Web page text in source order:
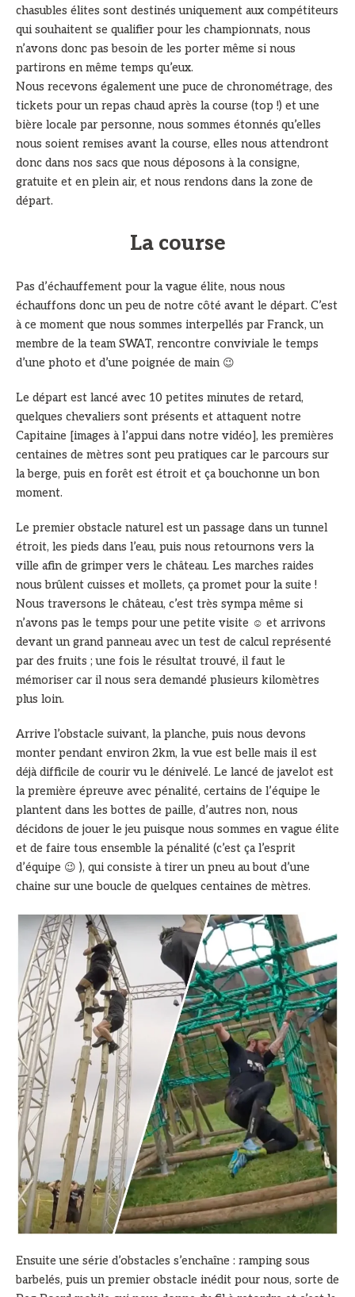
chasubles élites sont destinés uniquement aux compétiteurs
qui souhaitent se qualifier pour les championnats, nous
n’avons donc pas besoin de les porter même si nous
partirons en même temps qu’eux.
Nous recevons également une puce de chronométrage, des
tickets pour un repas chaud après la course (top !) et une
bière locale par personne, nous sommes étonnés qu’elles
nous soient remises avant la course, elles nous attendront
donc dans nos sacs que nous déposons à la consigne,
gratuite et en plein air, et nous rendons dans la zone de
départ.
La course
Pas d’échauffement pour la vague élite, nous nous
échauffons donc un peu de notre côté avant le départ. C’est
à ce moment que nous sommes interpellés par Franck, un
membre de la team SWAT, rencontre conviviale le temps
d’une photo et d’une poignée de main 😉
Le départ est lancé avec 10 petites minutes de retard,
quelques chevaliers sont présents et attaquent notre
Capitaine [images à l’appui dans notre vidéo], les premières
centaines de mètres sont peu pratiques car le parcours sur
la berge, puis en forêt est étroit et ça bouchonne un bon
moment.
Le premier obstacle naturel est un passage dans un tunnel
étroit, les pieds dans l’eau, puis nous retournons vers la
ville afin de grimper vers le château. Les marches raides
nous brûlent cuisses et mollets, ça promet pour la suite !
Nous traversons le château, c’est très sympa même si
n’avons pas le temps pour une petite visite ☺ et arrivons
devant un grand panneau avec un test de calcul représenté
par des fruits ; une fois le résultat trouvé, il faut le
mémoriser car il nous sera demandé plusieurs kilomètres
plus loin.
Arrive l’obstacle suivant, la planche, puis nous devons
monter pendant environ 2km, la vue est belle mais il est
déjà difficile de courir vu le dénivelé. Le lancé de javelot est
la première épreuve avec pénalité, certains de l’équipe le
plantent dans les bottes de paille, d’autres non, nous
décidons de jouer le jeu puisque nous sommes en vague élite
et de faire tous ensemble la pénalité (c’est ça l’esprit
d’équipe 😉 ), qui consiste à tirer un pneu au bout d’une
chaine sur une boucle de quelques centaines de mètres.
Ensuite une série d’obstacles s’enchaîne : ramping sous
barbelés, puis un premier obstacle inédit pour nous, sorte de